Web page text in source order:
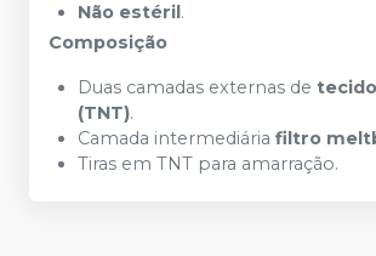
Não estéril .
Composição
Duas camadas externas de
(TNT).
Camada intermediária filtro
Tiras em TNT para amarração.